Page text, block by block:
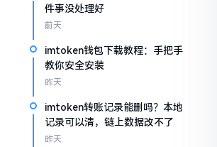
件事没处理好
前天
imtoken钱包下载教程：手把手
教你安全安装
昨天
imtoken转账记录能删吗？本地
记录可以清，链上数据改不了
昨天